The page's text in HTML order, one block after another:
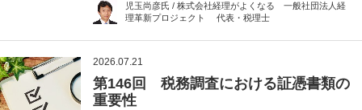
児玉尚彦氏 / 株式会社経理がよくなる 一般社団法人経
理革新プロジェクト 代表・税理士
2026.07.21
第146回 税務調査における証憑書類の
重要性